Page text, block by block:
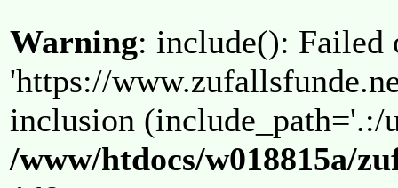
Warning: include(): Failed
'https://
inclusion (include_path='.:/
/www/htdocs/w018815a/